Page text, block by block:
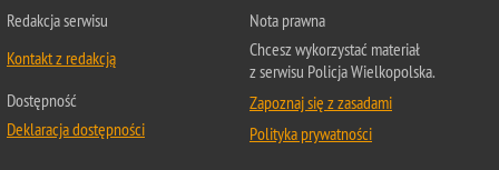
Redakcja serwisu
Kontakt z redakcją
Dostępność
Deklaracja dostępności
Nota prawna
Chcesz wykorzystać materiał
z serwisu Policja Wielkopolska.
Zapoznaj się z zasadami
Polityka prywatności